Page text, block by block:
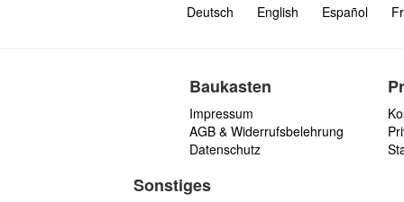
Deutsch English Español
Baukasten
Impressum
AGB & Widerrufsbelehrung
Datenschutz
Sonstiges